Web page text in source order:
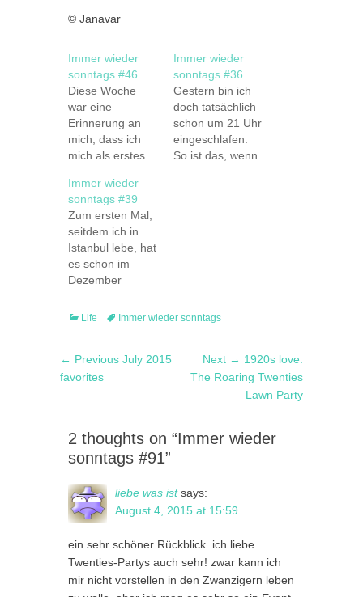
© Janavar
Immer wieder
sonntags #46
Diese Woche
war eine
Erinnerung an
mich, dass ich
mich als erstes
kümmern muss.
Das können
kleine Dinge
sein, wie
Entspannen oder
Gesundessen,
damit ich mich
mir selbst
es niemand
anderes macht
Frühling in der
Wohnung hätte.
…
Immer wieder
sonntags #36
Gestern bin ich
doch tatsächlich
schon um 21 Uhr
eingeschlafen.
So ist das, wenn
Schülern bei
total Spaß
macht, aber
Immer wieder
sonntags #39
Zum ersten Mal,
seitdem ich in
Istanbul lebe, hat
es schon im
Dezember
das gleich
begann es und
bis Mittwoch früh
weißen
Schneedecke.
verpackt aus
dem Haus ging,
ging gerade ein
Schneesturm
Sammeltaxi,…
Categories
Life TagsImmer wieder sonntags
Post
navigation
← Previous Previous
July 2015
favorites
Next → Next
post:
1920s love:
The Roaring Twenties
Lawn Party
2 thoughts on “Immer wieder
sonntags #91”
liebe was ist says:
August 4, 2015 at 15:59
ein sehr schöner Rückblick. ich liebe
Twenties-Partys auch sehr! zwar kann ich
mir nicht vorstellen in den Zwanzigern leben